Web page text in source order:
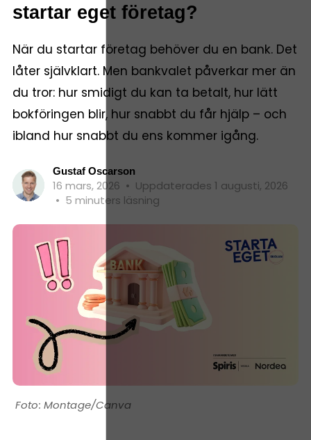
startar eget företag?
När du startar företag behöver du en bank. Det
låter självklart. Men bankvalet påverkar mer än
du tror: hur smidigt du kan ta betalt, hur lätt
bokföringen blir, hur snabbt du får hjälp – och
ibland hur snabbt du ens kommer igång.
Gustaf Oscarson
16 mars, 2026 • Uppdaterades 1 augusti, 2026
• 5 minuters läsning
Montage/Canva